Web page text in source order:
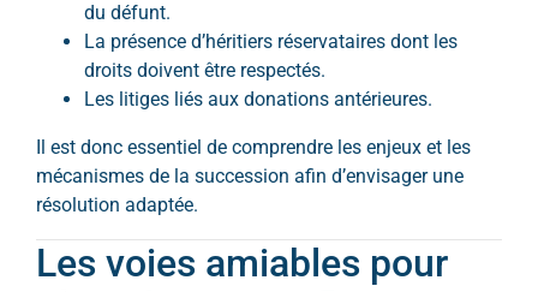
du défunt.
La présence d’héritiers réservataires dont les
droits doivent être respectés.
Les litiges liés aux donations antérieures.
Il est donc essentiel de comprendre les enjeux et les
mécanismes de la succession afin d’envisager une
résolution adaptée.
Les voies amiables pour